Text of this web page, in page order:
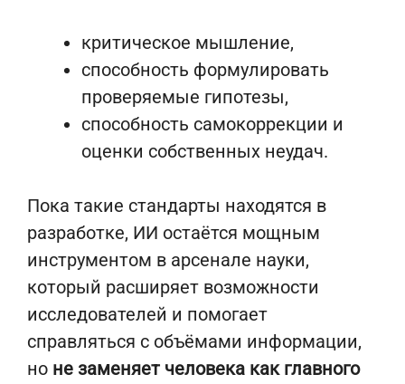
критическое мышление,
способность формулировать
проверяемые гипотезы,
способность самокоррекции и
оценки собственных неудач.
Пока такие стандарты находятся в
разработке, ИИ остаётся мощным
инструментом в арсенале науки,
который расширяет возможности
исследователей и помогает
справляться с объёмами информации,
но не заменяет человека как главного